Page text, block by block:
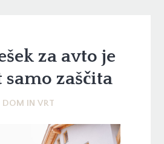
za avto je
samo zaščita
DOM IN VRT